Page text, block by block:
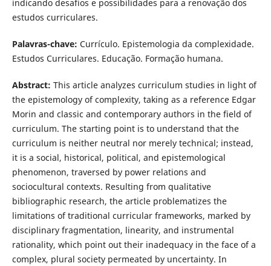
indicando desafios e possibilidades para a renovação dos
estudos curriculares.
Palavras-chave: Currículo. Epistemologia da complexidade.
Estudos Curriculares. Educação. Formação humana.
Abstract: This article analyzes curriculum studies in light of
the epistemology of complexity, taking as a reference Edgar
Morin and classic and contemporary authors in the field of
curriculum. The starting point is to understand that the
curriculum is neither neutral nor merely technical; instead,
it is a social, historical, political, and epistemological
phenomenon, traversed by power relations and
sociocultural contexts. Resulting from qualitative
bibliographic research, the article problematizes the
limitations of traditional curricular frameworks, marked by
disciplinary fragmentation, linearity, and instrumental
rationality, which point out their inadequacy in the face of a
complex, plural society permeated by uncertainty. In